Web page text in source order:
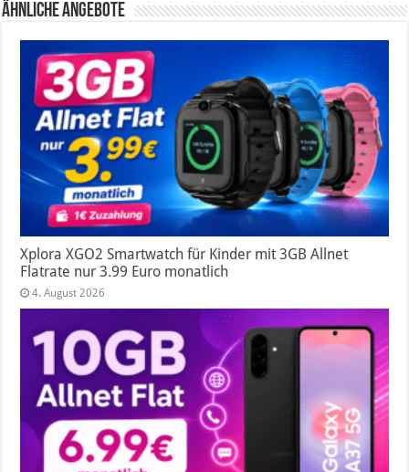
Ähnliche Angebote
Xplora XGO2 Smartwatch für Kinder mit 3GB Allnet
Flatrate nur 3.99 Euro monatlich
4. August 2026